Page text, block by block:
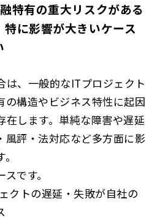
特有の重大リスクがある
特に影響が大きいケース
は、一般的なITプロジェクト
の構造やビジネス特性に起因
在します。単純な障害や遅延
風評・法対応など多方面に影
です。
クトの遅延・失敗が自社の